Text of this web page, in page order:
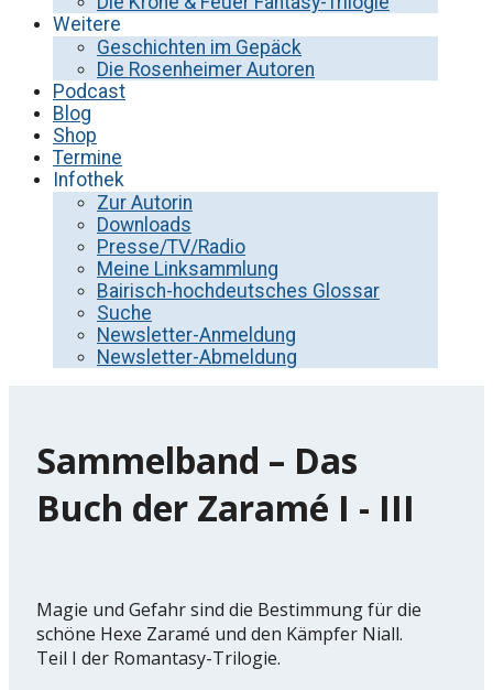
Weitere
Geschichten im Gepäck
Die Rosenheimer Autoren
Podcast
Blog
Shop
Termine
Infothek
Zur Autorin
Downloads
Presse/TV/Radio
Meine Linksammlung
Bairisch-hochdeutsches Glossar
Suche
Newsletter-Anmeldung
Newsletter-Abmeldung
Sammelband – Das
Buch der Zaramé I - III
Magie und Gefahr sind die Bestimmung für die
schöne Hexe Zaramé und den Kämpfer Niall.
Teil I der Romantasy-Trilogie.